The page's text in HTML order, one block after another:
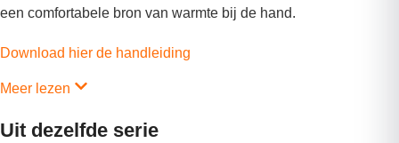
een comfortabele bron van warmte bij de hand.
Download hier de handleiding
Meer lezen
Uit dezelfde serie